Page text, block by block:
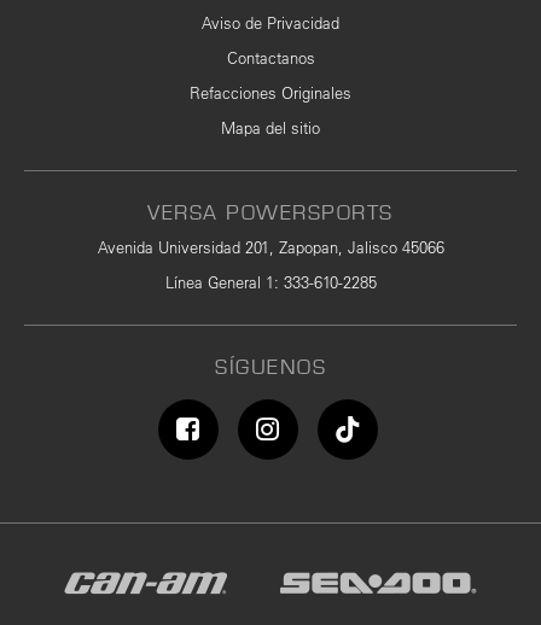
Aviso de Privacidad
Contactanos
Refacciones Originales
Mapa del sitio
VERSA POWERSPORTS
Avenida Universidad 201, Zapopan, Jalisco 45066
Línea General 1: 333-610-2285
SÍGUENOS